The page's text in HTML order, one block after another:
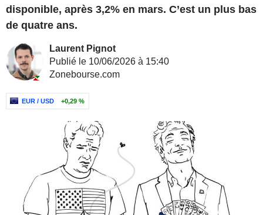
disponible, après 3,2% en mars. C’est un plus bas
de quatre ans.
Laurent Pignot
Publié le 10/06/2026 à 15:40
Zonebourse.com
EUR / USD +0,29 %